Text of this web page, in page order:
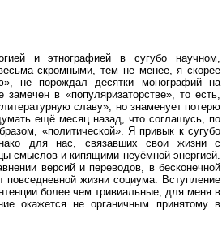
и этнографией в сугубо научном,
скромными, тем не менее, я скорее
не порождал десятки монографий на
в «популяризаторстве», то есть,
славу», но знаменует потерю
ещё месяц назад, что соглашусь, по
«политической». Я привык к сугубо
для нас, связавших свои жизни с
смыслов и кипящими неуёмной энергией.
версий и переводов, в бесконечной
повседневной жизни социума. Вступление
более чем тривиальные, для меня в
окажется не органичным принятому в